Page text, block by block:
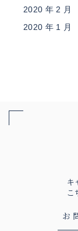
2020 年 2 月
2020 年 1 月
キ
こ
お